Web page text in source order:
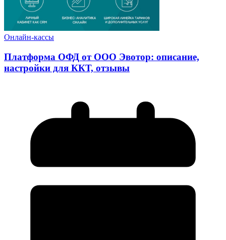
Онлайн-кассы
Платформа ОФД от ООО Эвотор: описание,
настройки для ККТ, отзывы